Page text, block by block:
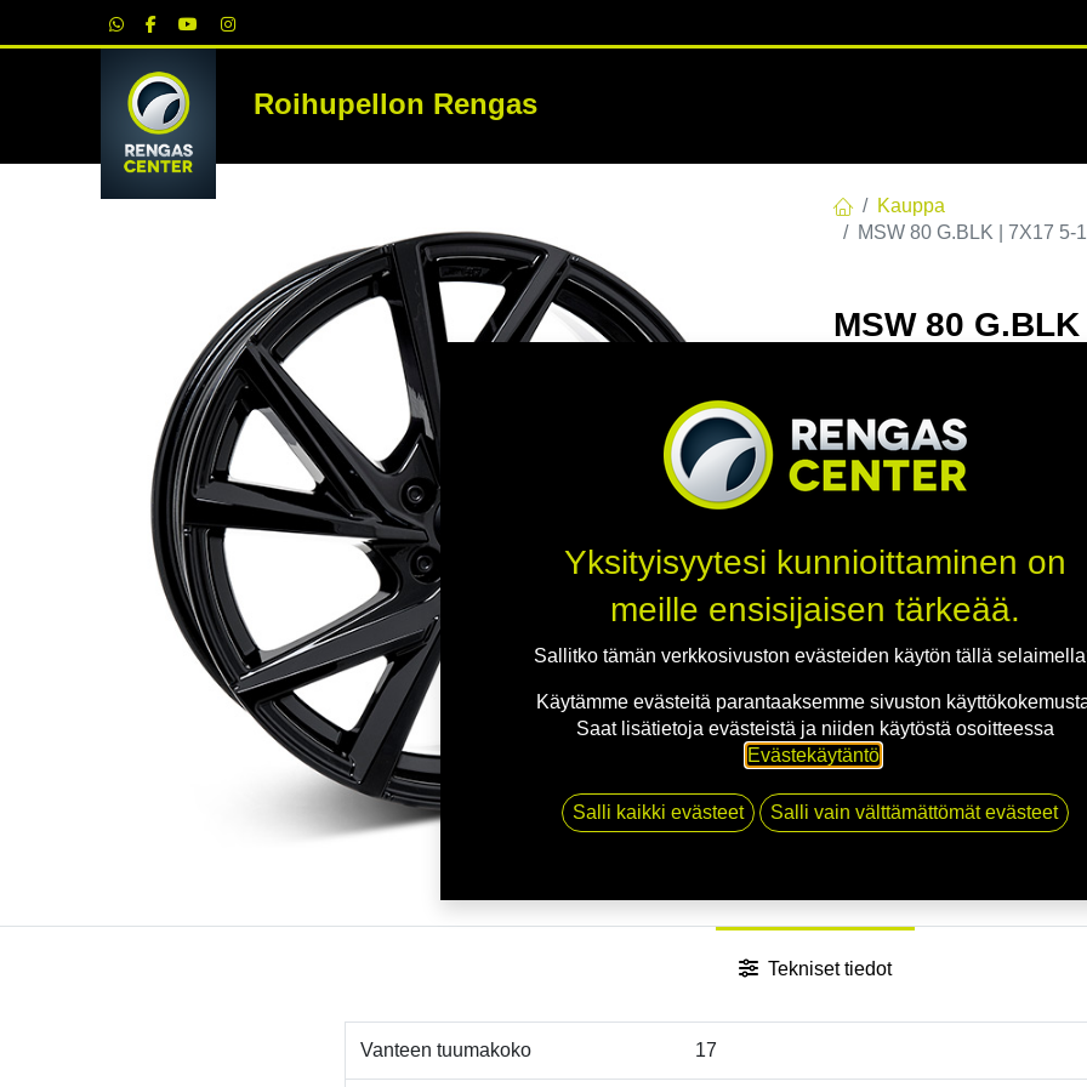
Roihupellon RengasRENKAAT
Kauppa
MSW 80 G.BLK | 7X17 5-
MSW 80
EAN: 8027529178845
Tällä tuotteella ei ole
Jaa
Tekniset tiedot
Vanteen tuumakoko 17
Yksityisyytesi kunnioittaminen on
meille ensisijaisen tärkeää.
Sallitko tämän verkkosivuston evästeiden käytön tällä
Käytämme evästeitä parantaaksemme sivuston
Saat lisätietoja evästeistä ja niiden käytöstä osoitteessa
Evästekäytäntö.
Salli kaikki evästeet Salli vain välttämättömät evästeet